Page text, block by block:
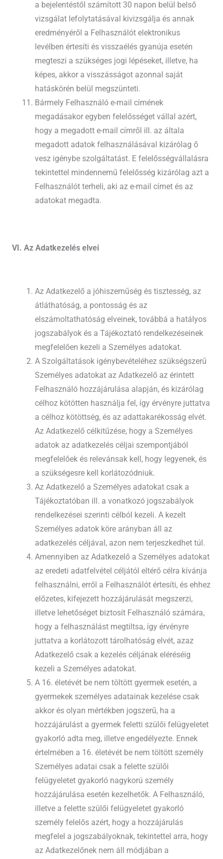
a bejelentéstől számított 30 napon belül belső
vizsgálat lefolytatásával kivizsgálja és annak
eredményéről a Felhasználót elektronikus
levélben értesíti és visszaélés gyanúja esetén
megteszi a szükséges jogi lépéseket, illetve, ha
képes, akkor a visszásságot azonnal saját
hatáskörén belül megszünteti.
Bármely Felhasználó e-mail címének
megadásakor egyben felelősséget vállal azért,
hogy a megadott e-mail címről ill. az általa
megadott adatok felhasználásával kizárólag ő
vesz igénybe szolgáltatást. E felelősségvállalásra
tekintettel mindennemű felelősség kizárólag azt a
Felhasználót terheli, aki az e-mail címet és az
adatokat megadta.
VI. Az Adatkezelés elvei
Az Adatkezelő a jóhiszeműség és tisztesség, az
átláthatóság, a pontosság és az
elszámoltathatóság elveinek, továbbá a hatályos
jogszabályok és a Tájékoztató rendelkezéseinek
megfelelően kezeli a Személyes adatokat.
A Szolgáltatások igénybevételéhez szükségszerű
Személyes adatokat az Adatkezelő az érintett
Felhasználó hozzájárulása alapján, és kizárólag
célhoz kötötten használja fel, így érvényre juttatva
a célhoz kötöttség, és az adattakarékosság elvét.
Az Adatkezelő célkitűzése, hogy a Személyes
adatok az adatkezelés céljai szempontjából
megfelelőek és relevánsak kell, hogy legyenek, és
a szükségesre kell korlátozódniuk.
Az Adatkezelő a Személyes adatokat csak a
Tájékoztatóban ill. a vonatkozó jogszabályok
rendelkezései szerinti célból kezeli. A kezelt
Személyes adatok köre arányban áll az
adatkezelés céljával, azon nem terjeszkedhet túl.
Amennyiben az Adatkezelő a Személyes adatokat
az eredeti adatfelvétel céljától eltérő célra kívánja
felhasználni, erről a Felhasználót értesíti, és ehhez
előzetes, kifejezett hozzájárulását megszerzi,
illetve lehetőséget biztosít Felhasználó számára,
hogy a felhasználást megtiltsa, így érvényre
juttatva a korlátozott tárolhatóság elvét, azaz
Adatkezelő csak a kezelés céljának eléréséig
kezeli a Személyes adatokat.
A 16. életévét be nem töltött gyermek esetén, a
gyermekek személyes adatainak kezelése csak
akkor és olyan mértékben jogszerű, ha a
hozzájárulást a gyermek feletti szülői felügyeletet
gyakorló adta meg, illetve engedélyezte. Ennek
értelmében a 16. életévét be nem töltött személy
Személyes adatai csak a felette szülői
felügyeletet gyakorló nagykorú személy
hozzájárulása esetén kezelhetők. A Felhasználó,
illetve a felette szülői felügyeletet gyakorló
személy felelős azért, hogy a hozzájárulás
megfelel a jogszabályoknak, tekintettel arra, hogy
az Adatkezelőnek nem áll módjában a